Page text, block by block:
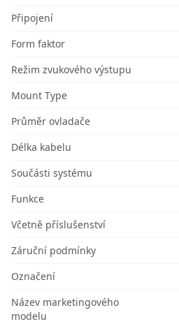
Připojení
Form faktor
Režim zvukového výstupu
Mount Type
Průměr ovladače
Délka kabelu
Součásti systému
Funkce
Včetně příslušenství
Záruční podmínky
Označení
Název marketingového
modelu